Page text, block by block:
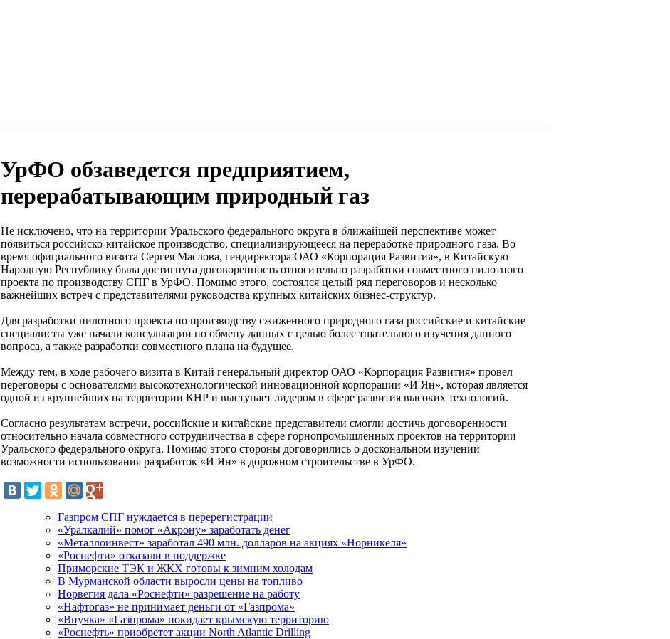
УрФО обзаведется предприятием,
перерабатывающим природный газ
Не исключено, что на территории Уральского федерального округа в ближайшей перспективе может
появиться российско-китайское производство, специализирующееся на переработке природного газа. Во
время официального визита Сергея Маслова, гендиректора ОАО «Корпорация Развития», в Китайскую
Народную Республику была достигнута договоренность относительно разработки совместного пилотного
проекта по производству СПГ в УрФО. Помимо этого, состоялся целый ряд переговоров и несколько
важнейших встреч с представителями руководства крупных китайских бизнес-структур.
Для разработки пилотного проекта по производству сжиженного природного газа российские и китайские
специалисты уже начали консультации по обмену данных с целью более тщательного изучения данного
вопроса, а также разработки совместного плана на будущее.
Между тем, в ходе рабочего визита в Китай генеральный директор ОАО «Корпорация Развития» провел
переговоры с основателями высокотехнологической инновационной корпорации «И Ян», которая является
одной из крупнейших на территории КНР и выступает лидером в сфере развития высоких технологий.
Согласно результатам встречи, российские и китайские представители смогли достичь договоренности
относительно начала совместного сотрудничества в сфере горнопромышленных проектов на территории
Уральского федерального округа. Помимо этого стороны договорились о доскональном изучении
возможности использования разработок «И Ян» в дорожном строительстве в УрФО.
Газпром СПГ нуждается в перерегистрации
«Уралкалий» помог «Акрону» заработать денег
«Металлоинвест» заработал 490 млн. долларов на акциях «Норникеля»
«Роснефти» отказали в поддержке
Приморские ТЭК и ЖКХ готовы к зимним холодам
В Мурманской области выросли цены на топливо
Норвегия дала «Роснефти» разрешение на работу
«Нафтогаз» не принимает деньги от «Газпрома»
«Внучка» «Газпрома» покидает крымскую территорию
«Роснефть» приобретет акции North Atlantic Drilling